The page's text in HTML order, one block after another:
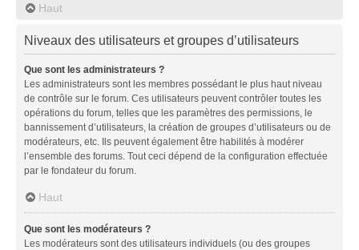
Haut
Niveaux des utilisateurs et groupes d’utilisateurs
Que sont les administrateurs ?
Les administrateurs sont les membres possédant le plus haut niveau
de contrôle sur le forum. Ces utilisateurs peuvent contrôler toutes les
opérations du forum, telles que les paramètres des permissions, le
bannissement d’utilisateurs, la création de groupes d’utilisateurs ou de
modérateurs, etc. Ils peuvent également être habilités à modérer
l’ensemble des forums. Tout ceci dépend de la configuration effectuée
par le fondateur du forum.
Haut
Que sont les modérateurs ?
Les modérateurs sont des utilisateurs individuels (ou des groupes